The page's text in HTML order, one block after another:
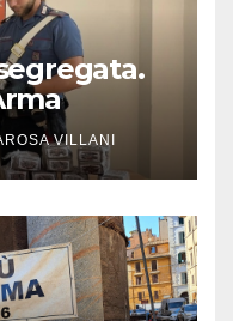
VILLANI